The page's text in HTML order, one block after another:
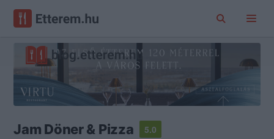
Jam Döner & Pizza
5.0